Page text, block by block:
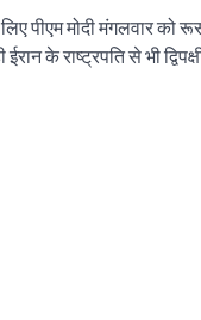
पीएम मोदी मंगलवार को
के राष्ट्रपति से भी